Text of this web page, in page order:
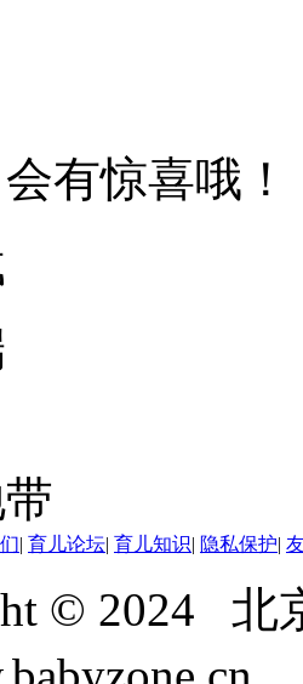
有惊喜哦！
| 育儿论坛| 育儿知识| 隐私保护|
© 2024